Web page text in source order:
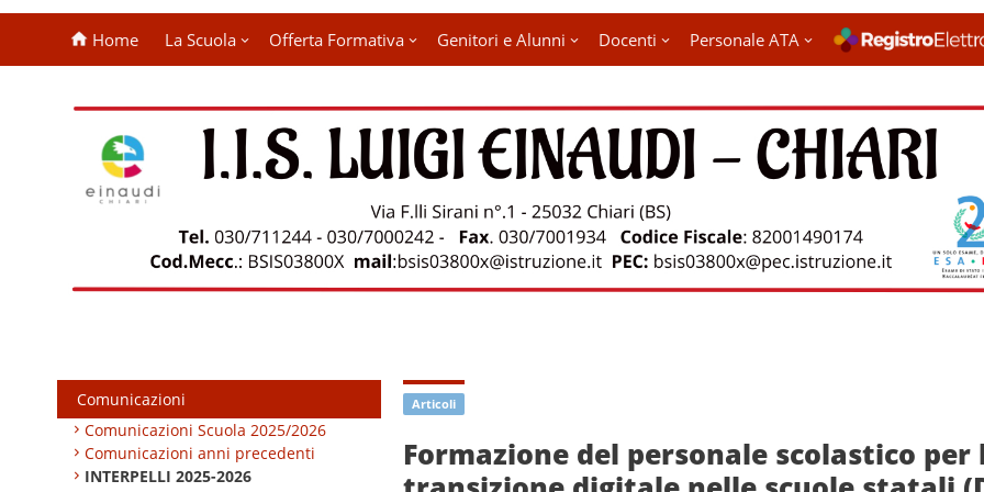
Home La Scuola Offerta Formativa Genitori e Alunni Docenti Personale ATA
Comunicazioni
Comunicazioni Scuola 2025/2026
Comunicazioni anni precedenti
INTERPELLI 2025-2026
Articoli
Formazione del personale scolastico per